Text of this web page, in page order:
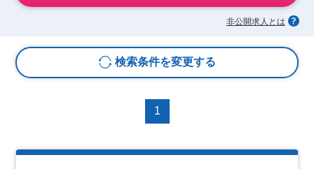
非公開求人とは
検索条件を変更する
1